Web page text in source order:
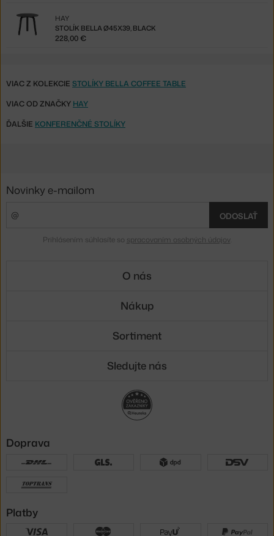
STOLÍK BELLA Ø45X39, BLACK
HAY
228,00 €
VIAC Z KOLEKCIE STOLÍKY BELLA COFFEE TABLE
VIAC OD ZNAČKY HAY
ĎALŠIE KONFERENČNÉ STOLÍKY
Novinky e-mailom
ODOSLAŤ
Prihlásením súhlasíte so spracovaním osobných údajov.
O nás
Nákup
Sortiment
Sledujte nás
Doprava
Platby